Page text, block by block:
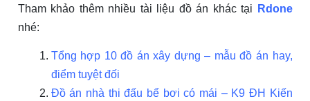
Tham khảo thêm nhiều tài liệu đồ án khác tại
Rdone
nhé:
Tổng hợp 10 đồ án xây dựng – mẫu đồ án hay,
điểm tuyệt đối
Đồ án nhà thi đấu bể bơi có mái – K9 ĐH Kiến